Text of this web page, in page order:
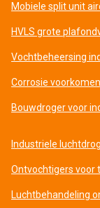
Mobiele split unit
HVLS grote
Vochtbeheersing
Corrosie
Bouwdroger voor
Industriele
Ontvochtigers voor
Luchtbehandeling